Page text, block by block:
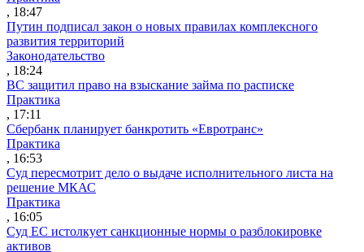
, 18:47
Путин подписал закон о новых правилах комплексного
развития территорий
Законодательство
, 18:24
ВС защитил право на взыскание займа по расписке
Практика
, 17:11
Сбербанк планирует банкротить «Евротранс»
Практика
, 16:53
Суд пересмотрит дело о выдаче исполнительного листа на
решение МКАС
Практика
, 16:05
Суд ЕС истолкует санкционные нормы о разблокировке
активов